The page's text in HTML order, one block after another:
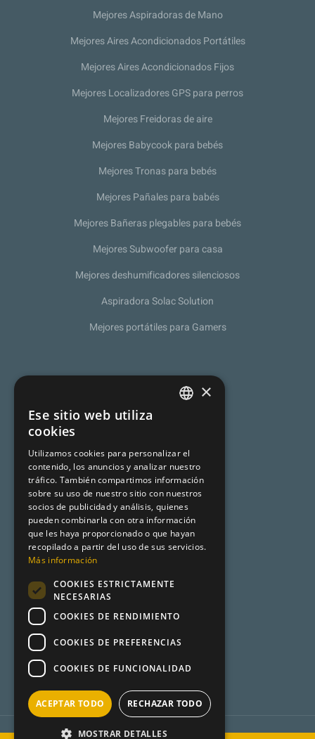
Mejores Aspiradoras de Mano
Mejores Aires Acondicionados Portátiles
Mejores Aires Acondicionados Fijos
Mejores Localizadores GPS para perros
Mejores Freidoras de aire
Mejores Babycook para bebés
Mejores Tronas para bebés
Mejores Pañales para babés
Mejores Bañeras plegables para bebés
Mejores Subwoofer para casa
Mejores deshumificadores silenciosos
Aspiradora Solac Solution
Mejores portátiles para Gamers
Sobre nosotros
Política de Privacidad
Aviso legal
Premsa
Mundo Turismo
Product Hunt
ENGLISH
×
Ese sitio web utiliza
cookies
Utilizamos cookies para personalizar el
contenido, los anuncios y analizar nuestro
tráfico. También compartimos información
sobre su uso de nuestro sitio con nuestros
socios de publicidad y análisis, quienes
pueden combinarla con otra información
que les haya proporcionado o que hayan
recopilado a partir del uso de sus servicios.
Más información
COOKIES ESTRICTAMENTE
NECESARIAS
COOKIES DE RENDIMIENTO
COOKIES DE PREFERENCIAS
COOKIES DE FUNCIONALIDAD
ACEPTAR TODO RECHAZAR TODO
MOSTRAR DETALLES